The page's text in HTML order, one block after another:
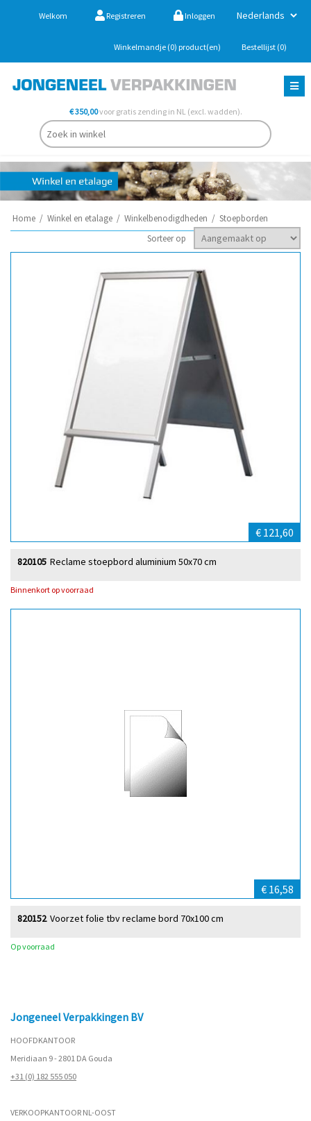
Welkom Registreren Inloggen
Winkelmandje (0) product(en) Bestellijst (0)
€ 350,00voor gratis zending in NL (excl. wadden).
Home / Winkel en etalage / Winkelbenodigdheden / Stoepborden
Sorteer op
€ 121,60
Reclame stoepbord aluminium 50x70 cm
820105
Binnenkort op voorraad
€ 16,58
Voorzet folie tbv reclame bord 70x100 cm
820152
Op voorraad
Jongeneel Verpakkingen BV
HOOFDKANTOOR
Meridiaan 9 - 2801 DA Gouda
+31 (0) 182 555 050
VERKOOPKANTOOR NL-OOST